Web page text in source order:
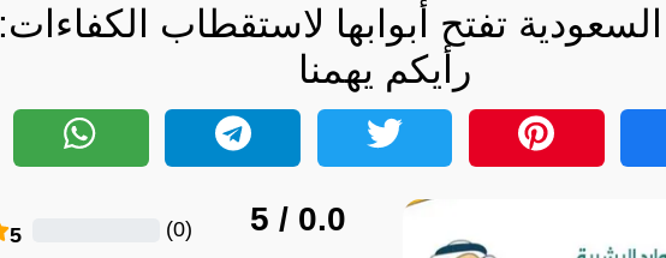
تفتح أبوابها لاستقطاب الكفاءات:
رأيكم يهمنا
0.0
/ 5
5 (
0
)